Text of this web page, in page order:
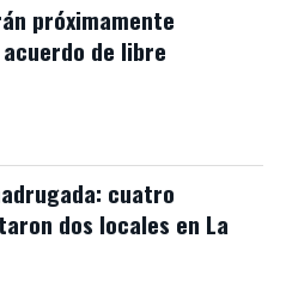
próximamente
de libre
cuatro
dos locales en La